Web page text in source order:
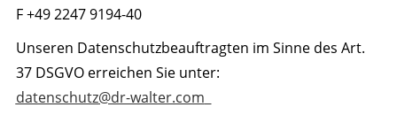
F +49 2247 9194-40
Unseren Datenschutzbeauftragten im Sinne des Art.
37 DSGVO erreichen Sie unter:
datenschutz@dr-walter.com